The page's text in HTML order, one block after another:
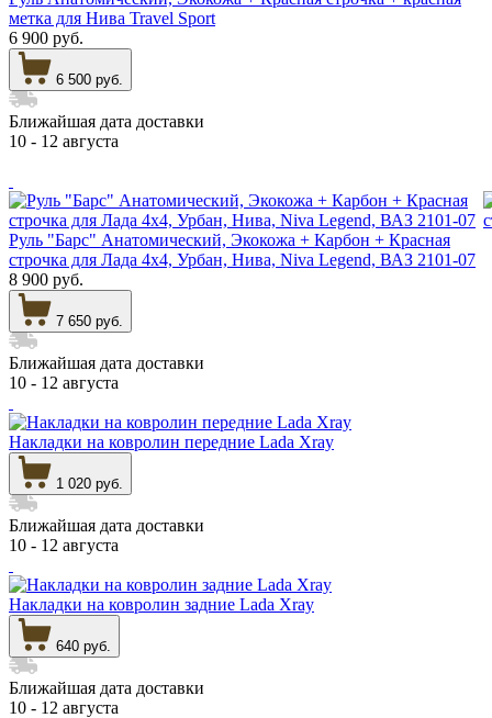
метка для Нива Travel Sport
6 900 руб.
6 500 руб.
Ближайшая дата доставки
10 - 12 августа
Руль "Барс" Анатомический, Экокожа + Карбон + Красная
строчка для Лада 4х4, Урбан, Нива, Niva Legend, ВАЗ 2101-07
8 900 руб.
7 650 руб.
Ближайшая дата доставки
10 - 12 августа
Накладки на ковролин передние Lada Xray
1 020 руб.
Ближайшая дата доставки
10 - 12 августа
Накладки на ковролин задние Lada Xray
640 руб.
Ближайшая дата доставки
10 - 12 августа